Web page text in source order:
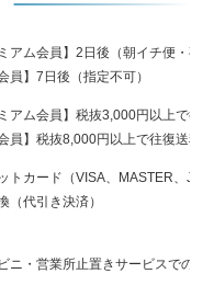
ミアム会員】2日後（朝イチ便・夜
員】7日後（指定不可）
ミアム会員】税抜3,000円以上で往
会員】税抜8,000円以上で往復送料
トカード（VISA、MASTER、
（代引き決済）
ニ・営業所止置きサービスでの受